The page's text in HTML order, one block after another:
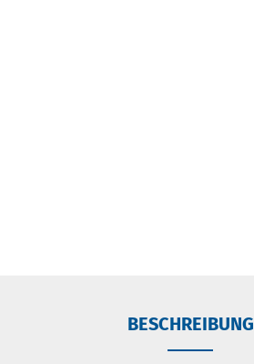
BESCHREIBUNG